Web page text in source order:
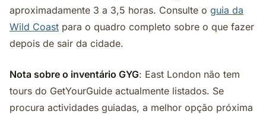
aproximadamente 3 a 3,5 horas. Consulte o guia da
Wild Coast para o quadro completo sobre o que fazer
depois de sair da cidade.
Nota sobre o inventário GYG: East London não tem
tours do GetYourGuide actualmente listados. Se
procura actividades guiadas, a melhor opção próxima